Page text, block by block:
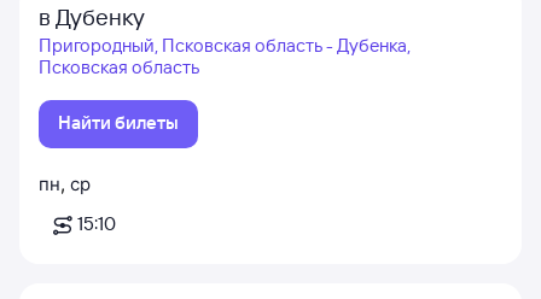
в Дубенку
Пригородный, Псковская область - Дубенка,
Псковская область
Найти билеты
пн, ср
15:10